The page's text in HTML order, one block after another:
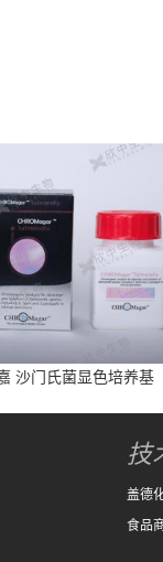
沙门氏菌显色培养基
技
盖德
食品